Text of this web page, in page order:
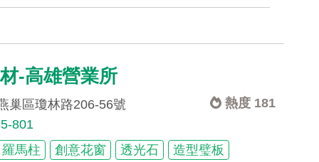
-高雄營業所
熱度 181
巢區瓊林路206-56號
801
羅馬柱
創意花窗 透光石
造型璧板